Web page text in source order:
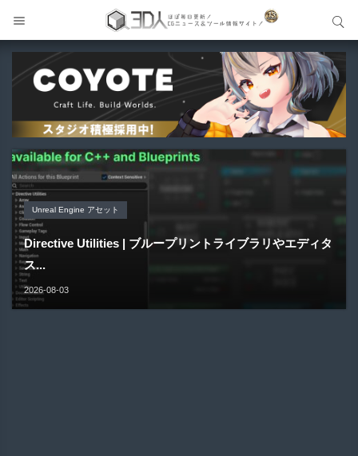
Unreal Engine アセット
Pipe It | 直感的にパイプ形状を構築出来るUnreal Engine
5...
2026-08-05
Unreal Engine アセット
Directive Utilities | ブループリントライブラリやエディタ
ス...
2026-08-03
Unity 本
Unityエフェクトレシピブック パーツを組み合わせて作れ
る | ktk.kum...
2026-08-03
アセット-Asset
SiroinoSotai | 完全無料＆CC0 で商用利用OKなVRChat
向け...
2026-08-02
Blender アドオン
Bioform | 現役臨床医の3DCGアーティストが実際の解剖
学に基づいて構築...
2026-08-01
サイト内検索